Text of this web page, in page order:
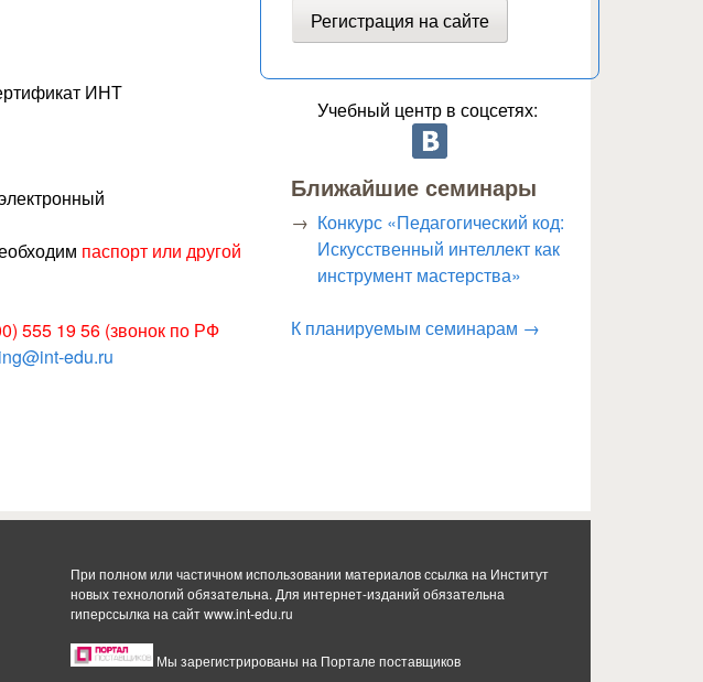
ИНТ
паспорт или другой
555 19 56 (звонок по РФ
edu.ru
Регистрация на сайте
Учебный центр в соцсетях:
Ближайшие семинары
Конкурс «Педагогический код:
Искусственный интеллект как
инструмент мастерства»
К планируемым семинарам →
При полном или частичном использовании материалов ссылка на Институт
новых технологий обязательна. Для интернет-изданий обязательна
гиперссылка на сайтwww.int-edu.ru
Мы зарегистрированы на Портале поставщиков